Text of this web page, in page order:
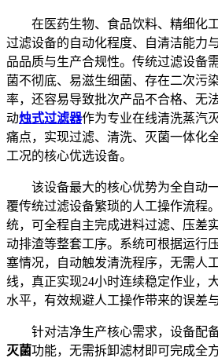
在医药生物、食品饮料、精细化
过滤设备的自动化程度、自清洁能力
品品质与生产合规性。传统过滤设备
菌不彻底、易滋生细菌、存在二次污
率，还容易导致批次产品不合格、无
动烛式过滤器作为专业在线清洗蒸汽
痛点，实现过滤、清洗、灭菌一体化
工况的核心优选设备。
该设备最大的核心优势为全自动
覆传统过滤设备繁琐的人工操作流程
统，可全程自主完成进料过滤、压差
动排渣等整套工序。系统可根据运行
塞情况，自动触发清洗程序，无需人
线，真正实现24小时连续稳定作业，
水平，有效规避人工操作带来的误差
针对洁净生产核心需求，设备配
灭菌功能，无需拆卸滤材即可完成全